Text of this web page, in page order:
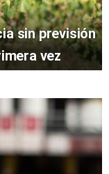
sin previsión
vez